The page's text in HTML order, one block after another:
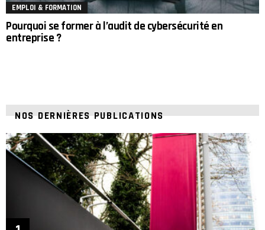
EMPLOI & FORMATION
Pourquoi se former à l’audit de cybersécurité en
entreprise ?
NOS DERNIÈRES PUBLICATIONS